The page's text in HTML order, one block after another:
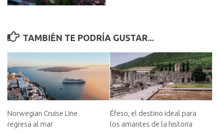
TAMBIÉN TE PODRÍA GUSTAR...
Norwegian Cruise Line
regresa al mar
Éfeso, el destino ideal para
los amantes de la historia